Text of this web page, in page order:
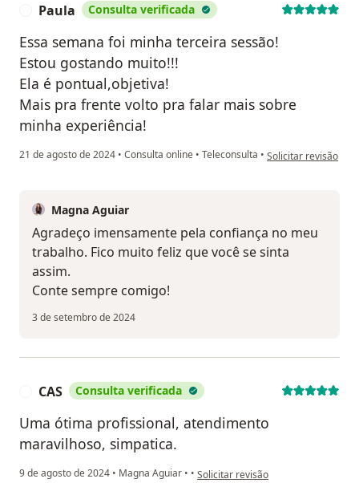
Paula Consulta verificada
Essa semana foi minha terceira sessão!
Estou gostando muito!!!
Ela é pontual,objetiva!
Mais pra frente volto pra falar mais sobre
minha experiência!
21 de agosto de 2024 • Consulta online • Teleconsulta • na opinião do
Solicitar revisão
Magna Aguiar
Agradeço imensamente pela confiança no meu
trabalho. Fico muito feliz que você se sinta
assim.
Conte sempre comigo!
3 de setembro de 2024
CAS Consulta verificada
Uma ótima profissional, atendimento
maravilhoso, simpatica.
9 de agosto de 2024 • Magna Aguiar • • na opinião do utilizador CAS
Solicitar revisão